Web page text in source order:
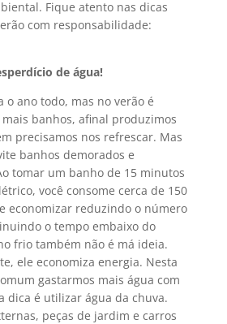
Fique atento nas dicas
com responsabilidade:
de água!
o ano todo, mas no verão é
banhos, afinal produzimos
precisamos nos refrescar. Mas
banhos demorados e
tomar um banho de 15 minutos
você consome cerca de 150
economizar reduzindo o número
o tempo embaixo do
frio também não é má ideia.
ele economiza energia. Nesta
gastarmos mais água com
dica é utilizar água da chuva.
peças de jardim e carros